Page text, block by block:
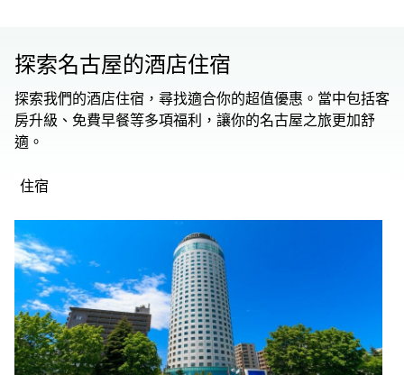
探索名古屋的酒店住宿
探索我們的酒店住宿，尋找適合你的超值優惠。當中包括客
房升級、免費早餐等多項福利，讓你的名古屋之旅更加舒
適。
住宿